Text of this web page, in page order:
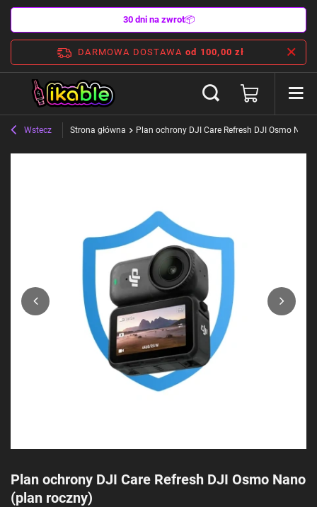
30 dni na zwrot📦
DARMOWA DOSTAWA od 100,00 zł
Wstecz Strona główna Plan ochrony DJI Care Refresh DJI Osmo
Plan ochrony DJI Care Refresh DJI Osmo Nano
(plan roczny)